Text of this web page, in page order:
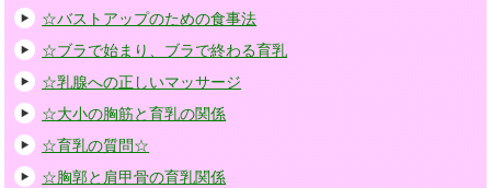
☆バストアップのための食事法
☆ブラで始まり、ブラで終わる育乳
☆乳腺への正しいマッサージ
☆大小の胸筋と育乳の関係
☆育乳の質問☆
☆胸郭と肩甲骨の育乳関係